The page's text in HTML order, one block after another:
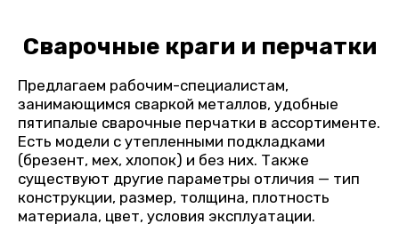
Сварочные краги и перчатки
Предлагаем рабочим-специалистам,
занимающимся сваркой металлов, удобные
пятипалые сварочные перчатки в ассортименте.
Есть модели с утепленными подкладками
(брезент, мех, хлопок) и без них. Также
существуют другие параметры отличия — тип
конструкции, размер, толщина, плотность
материала, цвет, условия эксплуатации.